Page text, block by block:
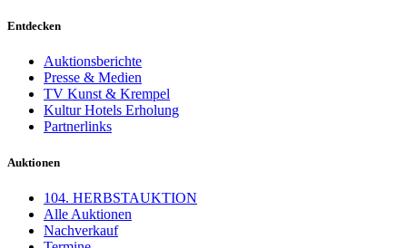
Entdecken
Auktionsberichte
Presse & Medien
TV Kunst & Krempel
Kultur Hotels Erholung
Partnerlinks
Auktionen
104. HERBSTAUKTION
Alle Auktionen
Nachverkauf